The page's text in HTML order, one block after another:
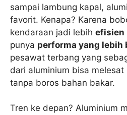
sampai lambung kapal,
favorit. Kenapa? Karena
kendaraan jadi lebih efisien
punya performa yang lebih
pesawat terbang yang
dari aluminium bisa
tanpa boros bahan bakar.
Tren ke depan? Aluminium